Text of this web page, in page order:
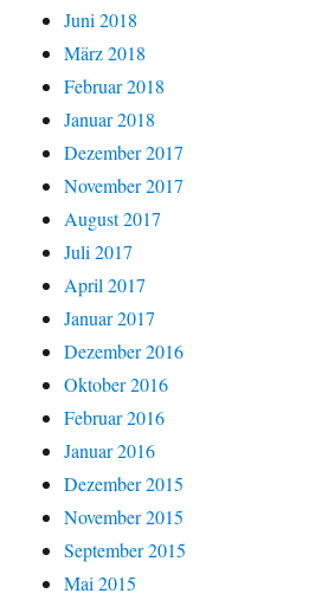
Juni 2018
März 2018
Februar 2018
Januar 2018
Dezember 2017
November 2017
August 2017
Juli 2017
April 2017
Januar 2017
Dezember 2016
Oktober 2016
Februar 2016
Januar 2016
Dezember 2015
November 2015
September 2015
Mai 2015